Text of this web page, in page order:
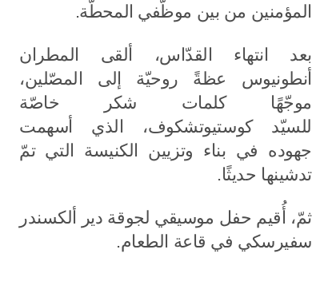
المؤمنين من بين موظّفي المحطّة.
بعد انتهاء القدّاس، ألقى المطران
أنطونيوس عظةً روحيّة إلى المصّلين،
موجّهًا كلمات شكر خاصّة
للسيّد كوستيوتشكوف، الذي أسهمت
جهوده في بناء وتزيين الكنيسة التي تمّ
تدشينها حديثًا.
ثمّ، أُقيم حفل موسيقي لجوقة دير ألكسندر
سفيرسكي في قاعة الطعام.